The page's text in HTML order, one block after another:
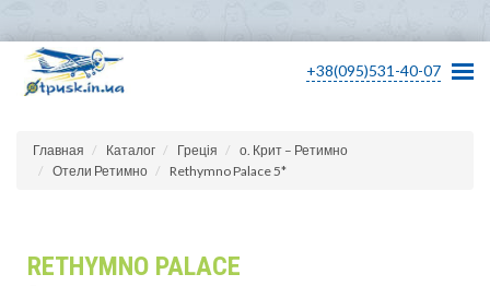
+38(095)531-40-07
Главная Каталог Греція
о. Крит – Ретимно
Отели Ретимно
Rethymno Palace 5*
RETHYMNO PALACE